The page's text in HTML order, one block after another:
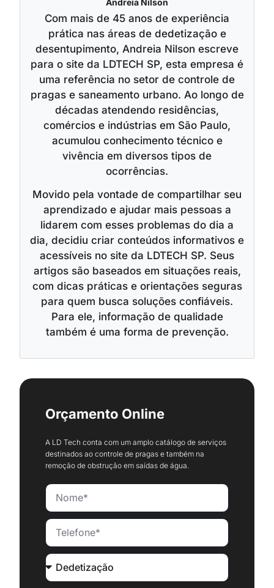
Com mais de 45 anos de experiência
prática nas áreas de dedetização e
desentupimento, Andreia Nilson escreve
para o site da LDTECH SP, esta empresa é
uma referência no setor de controle de
pragas e saneamento urbano. Ao longo de
décadas atendendo residências,
comércios e indústrias em São Paulo,
acumulou conhecimento técnico e
vivência em diversos tipos de
ocorrências.
Movido pela vontade de compartilhar seu
aprendizado e ajudar mais pessoas a
lidarem com esses problemas do dia a
dia, decidiu criar conteúdos informativos e
acessíveis no site da LDTECH SP. Seus
artigos são baseados em situações reais,
com dicas práticas e orientações seguras
para quem busca soluções confiáveis.
Para ele, informação de qualidade
também é uma forma de prevenção.
Orçamento Online
A LD Tech conta com um amplo catálogo de serviços
destinados ao controle de pragas e também na
remoção de obstrução em saídas de água.